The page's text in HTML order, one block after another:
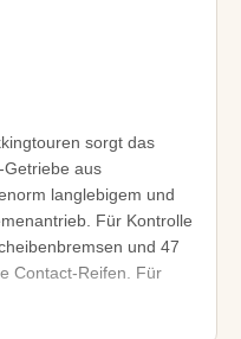
sorgt das
aus
langlebigem und
Für Kontrolle
und 47
Contact-Reifen. Für
helle